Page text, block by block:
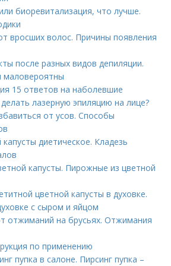
биоревитализация, что лучше.
вросших волос. Причины появления
после разных видов депиляции.
маловероятны
15 ответов на наболевшие
лазерную эпиляцию на лице?
от усов. Способы
диетическое. Кладезь
капусты. Пирожные из цветной
цветной капусты в духовке.
с сыром и яйцом
отжиманий на брусьях. Отжимания
по применению
пупка в салоне. Пирсинг пупка –